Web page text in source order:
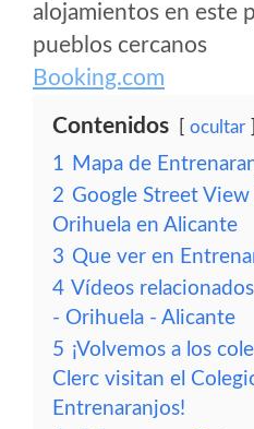
alojamientos en este
pueblos cercanos
Booking.com
Contenidos ocultar
1 Mapa de
2 Google Street
Orihuela en Alicante
3 Que ver en
4 Vídeos
- Orihuela - Alicante
5 ¡Volvemos a los
Clerc visitan el
Entrenaranjos!